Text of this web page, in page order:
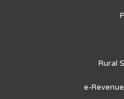
Rural
e-